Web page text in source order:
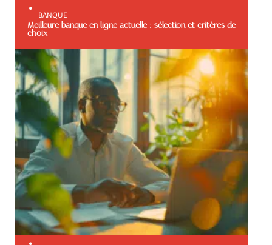
BANQUE
Meilleure banque en ligne actuelle : sélection et critères de
choix